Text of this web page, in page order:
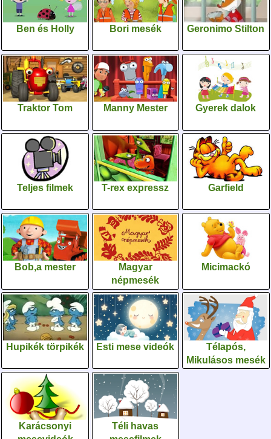
Ben és Holly Bori mesék Geronimo Stilton
Traktor Tom Manny Mester Gyerek dalok
Teljes filmek T-rex expressz Garfield
Bob,a mester
Magyar
népmesék
Micimackó
Hupikék törpikék Esti mese videók
Télapós,
Mikulásos mesék
Karácsonyi
Téli havas